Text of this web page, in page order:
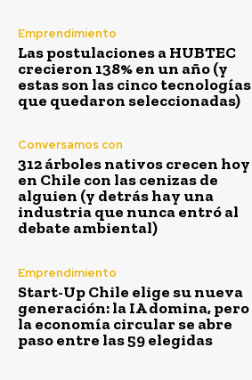
Emprendimiento
Las postulaciones a HUBTEC
crecieron 138% en un año (y
estas son las cinco tecnologías
que quedaron seleccionadas)
Conversamos con
312 árboles nativos crecen hoy
en Chile con las cenizas de
alguien (y detrás hay una
industria que nunca entró al
debate ambiental)
Emprendimiento
Start-Up Chile elige su nueva
generación: la IA domina, pero
la economía circular se abre
paso entre las 59 elegidas